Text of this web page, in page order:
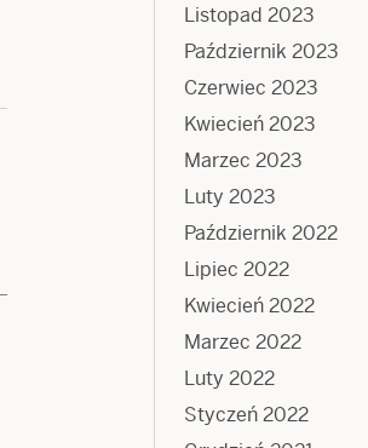
Listopad 2023
Październik 2023
Czerwiec 2023
Kwiecień 2023
Marzec 2023
Luty 2023
Październik 2022
Lipiec 2022
Kwiecień 2022
Marzec 2022
Luty 2022
Styczeń 2022